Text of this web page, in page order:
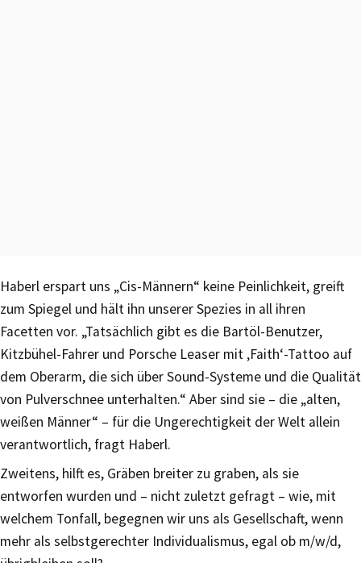
Haberl erspart uns „Cis-Männern“ keine Peinlichkeit, greift
zum Spiegel und hält ihn unserer Spezies in all ihren
Facetten vor. „Tatsächlich gibt es die Bartöl-Benutzer,
Kitzbühel-Fahrer und Porsche Leaser mit ‚Faith‘-Tattoo auf
dem Oberarm, die sich über Sound-Systeme und die Qualität
von Pulverschnee unterhalten.“ Aber sind sie – die „alten,
weißen Männer“ – für die Ungerechtigkeit der Welt allein
verantwortlich, fragt Haberl.
Zweitens, hilft es, Gräben breiter zu graben, als sie
entworfen wurden und – nicht zuletzt gefragt – wie, mit
welchem Tonfall, begegnen wir uns als Gesellschaft, wenn
mehr als selbstgerechter Individualismus, egal ob m/w/d,